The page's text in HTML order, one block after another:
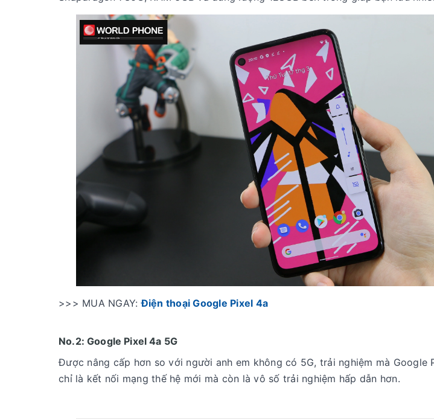
>>> MUA NGAY:Điện thoại Google Pixel 4a
No.2: Google Pixel 4a 5G
Được nâng cấp hơn so với người anh em không có 5G, trải nghiệm mà Google
chỉ là kết nối mạng thế hệ mới mà còn là vô số trải nghiệm hấp dẫn hơn.